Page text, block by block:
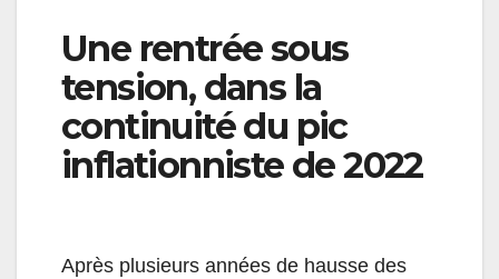
Une rentrée sous
tension, dans la
continuité du pic
inflationniste de 2022
Après plusieurs années de hausse des